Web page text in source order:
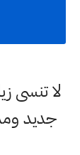
لا تنسى
جديد